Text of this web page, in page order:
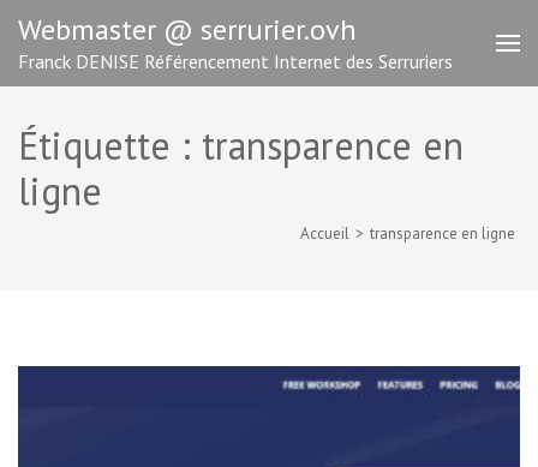
contenu
(Pressez
Webmaster @ serrurier.ovh
Franck DENISE Référencement Internet des Serruriers
Étiquette : transparence en
ligne
Accueil > transparence en ligne